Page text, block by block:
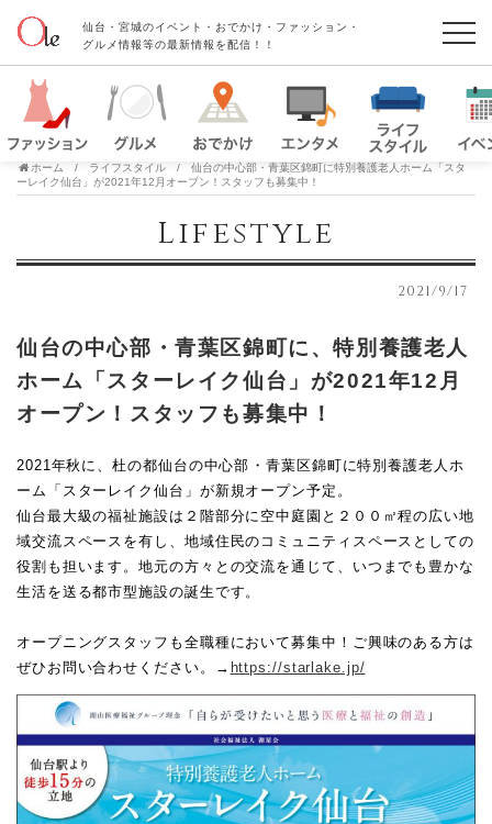
仙台・宮城のイベント・おでかけ・ファッション・
グルメ情報等の最新情報を配信！！
ホーム ライフスタイル
仙台の中心部・青葉区錦町に特別養護老人ホーム「スタ
ーレイク仙台」が2021年12月オープン！スタッフも募集中！
Lifestyle
2021/9/17
仙台の中心部・青葉区錦町に、特別養護老人
ホーム「スターレイク仙台」が2021年12月
オープン！スタッフも募集中！
2021年秋に、杜の都仙台の中心部・青葉区錦町に特別養護老人ホ
ーム「スターレイク仙台」が新規オープン予定。
仙台最大級の福祉施設は２階部分に空中庭園と２００㎡程の広い地
域交流スペースを有し、地域住民のコミュニティスペースとしての
役割も担います。地元の方々との交流を通じて、いつまでも豊かな
生活を送る都市型施設の誕生です。
オープニングスタッフも全職種において募集中！ご興味のある方は
ぜひお問い合わせください。→ https://starlake.jp/